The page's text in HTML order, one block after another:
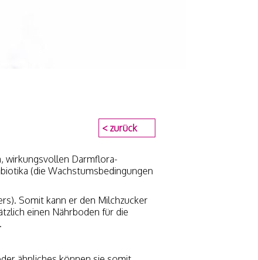
< zurück
wirkungsvollen Darmflora-
(die Wachstumsbedingungen
Somit kann er den Milchzucker
einen Nährboden für die